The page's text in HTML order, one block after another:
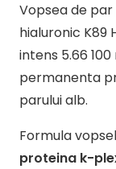
Vopsea de
hialuronic K89
intens 5.66
permanenta
parului alb.
Formula
proteina k-